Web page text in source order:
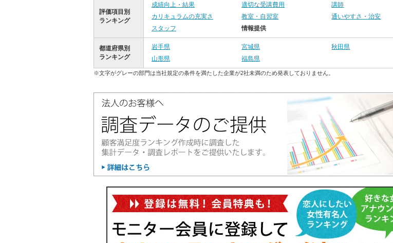
評価項目別
ランキング
成績向上・結果 適切な受講費用
講師
カリキュラムの充実さ
教室・自習室
通いやすさ・治安
スタッフ
情報提供
都道府県別
ランキング
岩手県 宮城県
秋田県
山形県
福島県
※文字がグレーの部門は当社規定の条件を満たした企業が2社未満のため発表しておりません。